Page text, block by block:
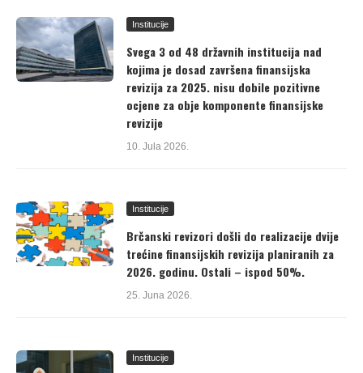
Institucije
Svega 3 od 48 državnih institucija nad
kojima je dosad završena finansijska
revizija za 2025. nisu dobile pozitivne
ocjene za obje komponente finansijske
revizije
10. Jula 2026.
Institucije
Brčanski revizori došli do realizacije dvije
trećine finansijskih revizija planiranih za
2026. godinu. Ostali – ispod 50%.
25. Juna 2026.
Institucije